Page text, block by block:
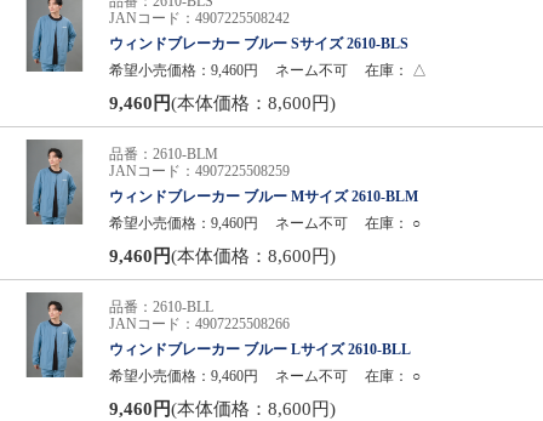
JANコード：4907225508242
ウィンドブレーカー ブルー Sサイズ 2610-BLS
希望小売価格：9,460円
ネーム不可 在庫： △
9,460円(本体価格：8,600円)
品番：2610-BLM
JANコード：4907225508259
ウィンドブレーカー ブルー Mサイズ 2610-BLM
希望小売価格：9,460円
ネーム不可 在庫： ○
9,460円(本体価格：8,600円)
品番：2610-BLL
JANコード：4907225508266
ウィンドブレーカー ブルー Lサイズ 2610-BLL
希望小売価格：9,460円
ネーム不可 在庫： ○
9,460円(本体価格：8,600円)